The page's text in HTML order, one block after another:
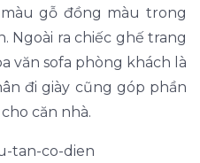
gỗ đồng màu trong
Ngoài ra chiếc ghế trang
văn sofa phòng khách là
đi giày cũng góp phần
căn nhà.